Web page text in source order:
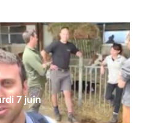
7 juin